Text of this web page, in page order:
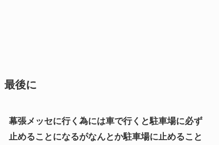
最後に
幕張メッセに行く為には車で行くと駐車場に必ず
止めることになるがなんとか駐車場に止めること